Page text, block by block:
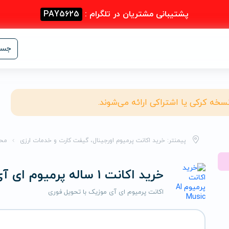
پشتیبانی مشتریان در تلگرام : PAY5625
کرکی یا اشتراکی ارائه می‌شوند.
پیمنتر: خرید اکانت پرمیوم اورجینال، گیفت کارت و خدمات ارزی
خرید اکانت 1 ساله پرمیوم ای آی موزیک
اکانت پرمیوم ای آی موزیک با تحویل فوری